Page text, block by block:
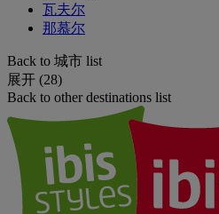
瓦夫尔
那慕尔
Back to 城市 list
展开 (28)
Back to other destinations list